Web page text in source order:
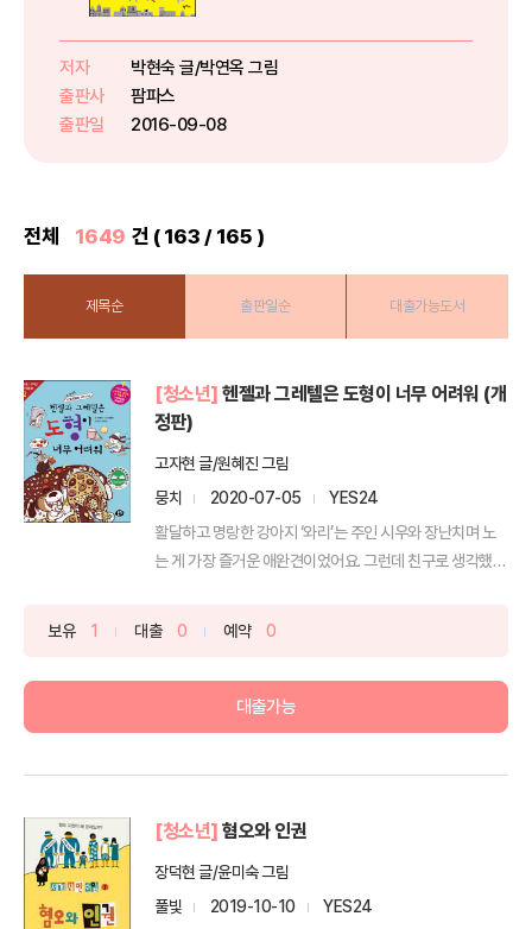
하고 몸에 익혀야 하는 것들이기도
들의 올바른 가치관과 인성을 ...
저자
박현숙 글/박연옥 그림
출판사
팜파스
출판일
2016-09-08
전체 1649 건 ( 163 / 165 )
제목순 출판일순 대출가능도서
[청소년] 헨젤과 그레텔은 도형이 너무 어려워 (개
정판)
고자현 글/원혜진 그림
뭉치
2020-07-05
YES24
활달하고 명랑한 강아지 ‘와리’는 주인 시우와 장난치며 노
는 게 가장 즐거운 애완견이었어요. 그런데 친구로 생각했던
보유 1 대출 0 예약 0
대출가능
[청소년] 혐오와 인권
장덕현 글/윤미숙 그림
풀빛
2019-10-10
YES24